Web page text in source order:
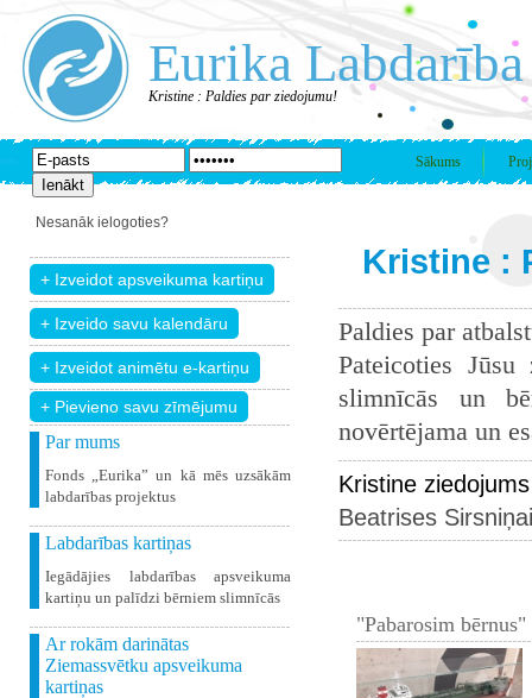
Eurika Labdarība
Kristine : Paldies par ziedojumu!
Sākums
Nesanāk ielogoties?
+ Pievieno savu zīmējumu
Par mums
Fonds „Eurika” un kā mēs uzsākām
labdarības projektus
Labdarības kartiņas
Iegādājies labdarības apsveikuma
kartiņu un palīdzi bērniem slimnīcās
Ar rokām darinātas
Ziemassvētku apsveikuma
kartiņas
Kristine :
Paldies par
Pateicoties
slimnīcās un
novērtējama un
Kristine
Beatrises Sirsniņai
"Pabarosim